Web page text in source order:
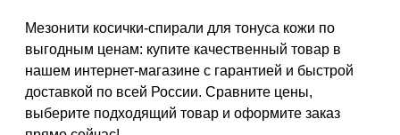
Мезонити косички-спирали для тонуса кожи по
выгодным ценам: купите качественный товар в
нашем интернет-магазине с гарантией и быстрой
доставкой по всей России. Сравните цены,
выберите подходящий товар и оформите заказ